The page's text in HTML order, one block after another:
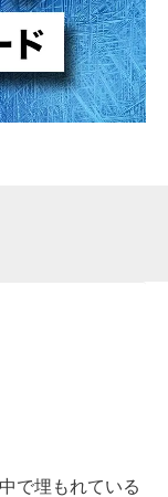
で埋もれている